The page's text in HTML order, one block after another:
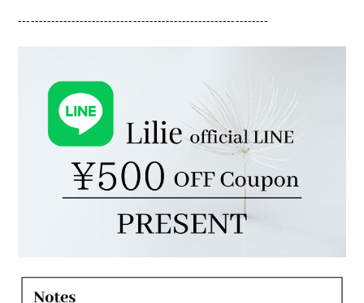
-------------------------------------------------------------